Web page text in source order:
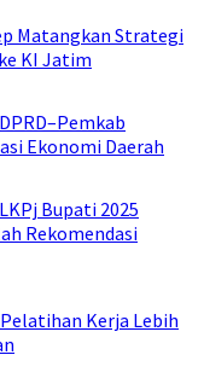
Matangkan Strategi
KI Jatim
Ekonomi Daerah
Bupati 2025
Rekomendasi
Kerja Lebih